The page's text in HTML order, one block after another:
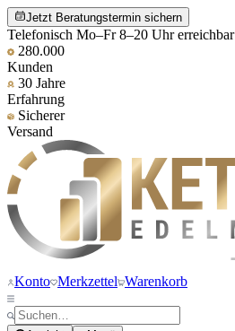
Jetzt Beratungstermin sichern
Telefonisch Mo–Fr 8–20 Uhr erreichbar
280.000
Kunden
30 Jahre
Erfahrung
Sicherer
Versand
Konto Merkzettel Warenkorb